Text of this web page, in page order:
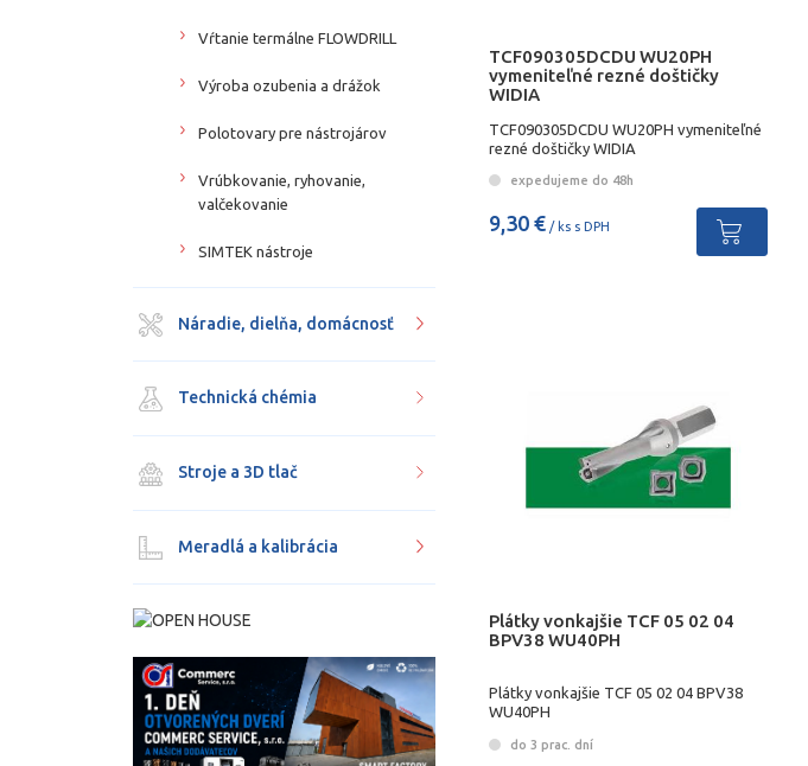
TCF090305DCDU WU20PH
vymeniteľné rezné doštičky
WIDIA
TCF090305DCDU WU20PH vymeniteľné
rezné doštičky WIDIA
expedujeme do 48h
9,30 € / ks s DPH
Plátky vonkajšie TCF 05 02 04
BPV38 WU40PH
Plátky vonkajšie TCF 05 02 04 BPV38
WU40PH
do 3 prac. dní
Vŕtanie termálne FLOWDRILL
Výroba ozubenia a drážok
Polotovary pre nástrojárov
Vrúbkovanie, ryhovanie,
valčekovanie
SIMTEK nástroje
Náradie, dielňa, domácnosť
Technická chémia
Stroje a 3D tlač
Meradlá a kalibrácia